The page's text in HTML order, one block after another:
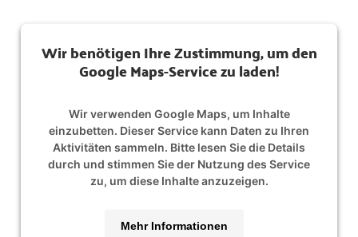
Wir benötigen Ihre Zustimmung, um den
Google Maps-Service zu laden!
Wir verwenden Google Maps, um Inhalte
einzubetten. Dieser Service kann Daten zu Ihren
Aktivitäten sammeln. Bitte lesen Sie die Details
durch und stimmen Sie der Nutzung des Service
zu, um diese Inhalte anzuzeigen.
Mehr Informationen